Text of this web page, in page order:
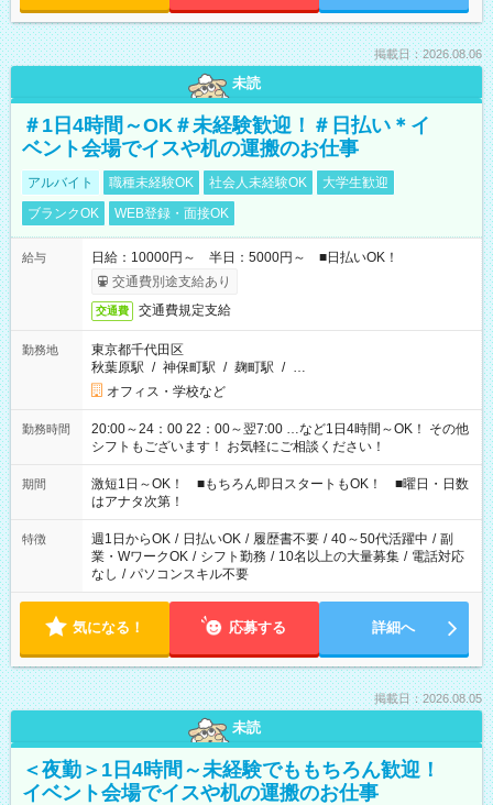
掲載日：2026.08.06
未読
＃1日4時間～OK＃未経験歓迎！＃日払い＊イ
ベント会場でイスや机の運搬のお仕事
アルバイト 職種未経験OK 社会人未経験OK
大学生歓迎
ブランクOK
WEB登録・面接OK
給与
日給：10000円～ 半日：5000円～ ■日払いOK！
交通費別途支給あり
交通費 交通費規定支給
勤務地
東京都千代田区
秋葉原駅 / 神保町駅 / 麹町駅 / …
オフィス・学校など
勤務時間
20:00～24：00 22：00～翌7:00 …など1日4時間～OK！ その他
シフトもございます！ お気軽にご相談ください！
期間
激短1日～OK！ ■もちろん即日スタートもOK！ ■曜日・日数
はアナタ次第！
特徴 週1日からOK / 日払いOK / 履歴書不要 / 40～50代活躍中 / 副
業・WワークOK / シフト勤務 / 10名以上の大量募集 / 電話対応
なし / パソコンスキル不要
気になる！ 応募する 詳細へ
掲載日：2026.08.05
未読
＜夜勤＞1日4時間～未経験でももちろん歓迎！
イベント会場でイスや机の運搬のお仕事